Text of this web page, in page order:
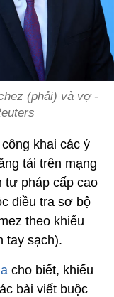
(phải) và vợ -
khai các ý
tải trên mạng
tư pháp cấp cao
điều tra sơ bộ
theo khiếu
tay sạch).
cho biết, khiếu
bài viết buộc